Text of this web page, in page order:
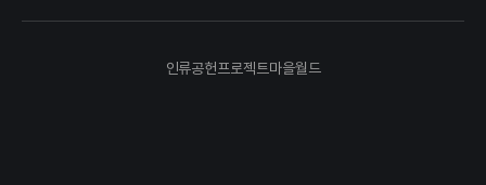
인류공헌프로젝트마을월드